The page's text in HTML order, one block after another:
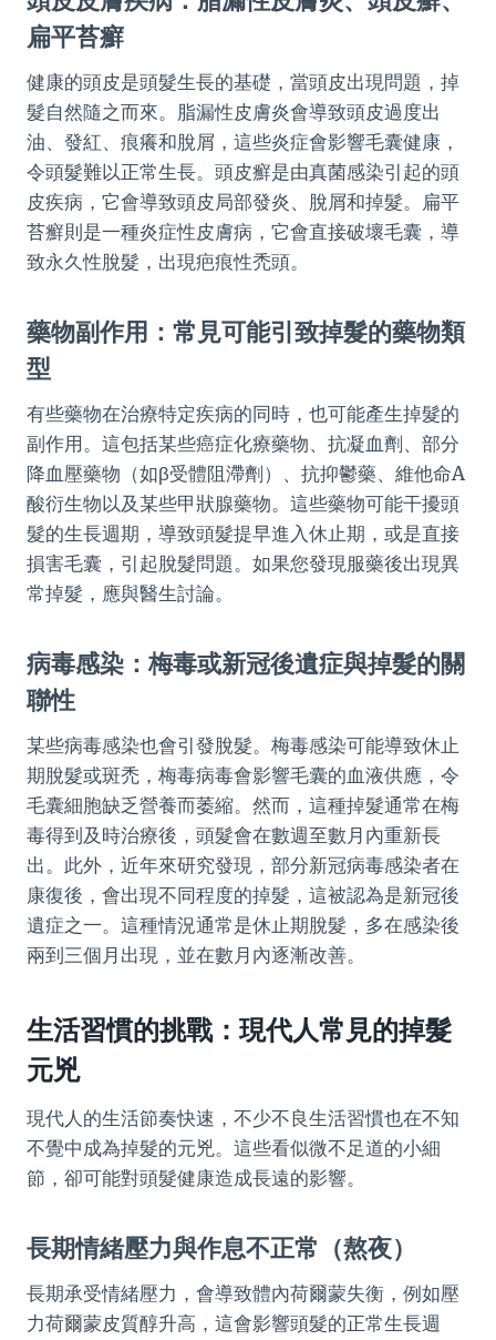
扁平苔癬
健康的頭皮是頭髮生長的基礎，當頭皮出現問題，掉
髮自然隨之而來。脂漏性皮膚炎會導致頭皮過度出
油、發紅、痕癢和脫屑，這些炎症會影響毛囊健康，
令頭髮難以正常生長。頭皮癬是由真菌感染引起的頭
皮疾病，它會導致頭皮局部發炎、脫屑和掉髮。扁平
苔癬則是一種炎症性皮膚病，它會直接破壞毛囊，導
致永久性脫髮，出現疤痕性禿頭。
藥物副作用：常見可能引致掉髮的藥物類
型
有些藥物在治療特定疾病的同時，也可能產生掉髮的
副作用。這包括某些癌症化療藥物、抗凝血劑、部分
降血壓藥物（如β受體阻滯劑）、抗抑鬱藥、維他命A
酸衍生物以及某些甲狀腺藥物。這些藥物可能干擾頭
髮的生長週期，導致頭髮提早進入休止期，或是直接
損害毛囊，引起脫髮問題。如果您發現服藥後出現異
常掉髮，應與醫生討論。
病毒感染：梅毒或新冠後遺症與掉髮的關
聯性
某些病毒感染也會引發脫髮。梅毒感染可能導致休止
期脫髮或斑禿，梅毒病毒會影響毛囊的血液供應，令
毛囊細胞缺乏營養而萎縮。然而，這種掉髮通常在梅
毒得到及時治療後，頭髮會在數週至數月內重新長
出。此外，近年來研究發現，部分新冠病毒感染者在
康復後，會出現不同程度的掉髮，這被認為是新冠後
遺症之一。這種情況通常是休止期脫髮，多在感染後
兩到三個月出現，並在數月內逐漸改善。
生活習慣的挑戰：現代人常見的掉髮
元兇
現代人的生活節奏快速，不少不良生活習慣也在不知
不覺中成為掉髮的元兇。這些看似微不足道的小細
節，卻可能對頭髮健康造成長遠的影響。
長期情緒壓力與作息不正常（熬夜）
長期承受情緒壓力，會導致體內荷爾蒙失衡，例如壓
力荷爾蒙皮質醇升高，這會影響頭髮的正常生長週